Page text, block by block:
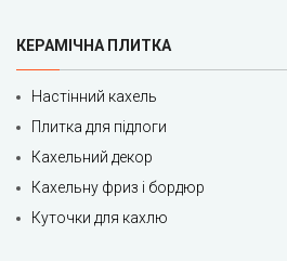
КЕРАМІЧНА ПЛИТКА
Настінний кахель
Плитка для підлоги
Кахельний декор
Кахельну фриз і бордюр
Куточки для кахлю